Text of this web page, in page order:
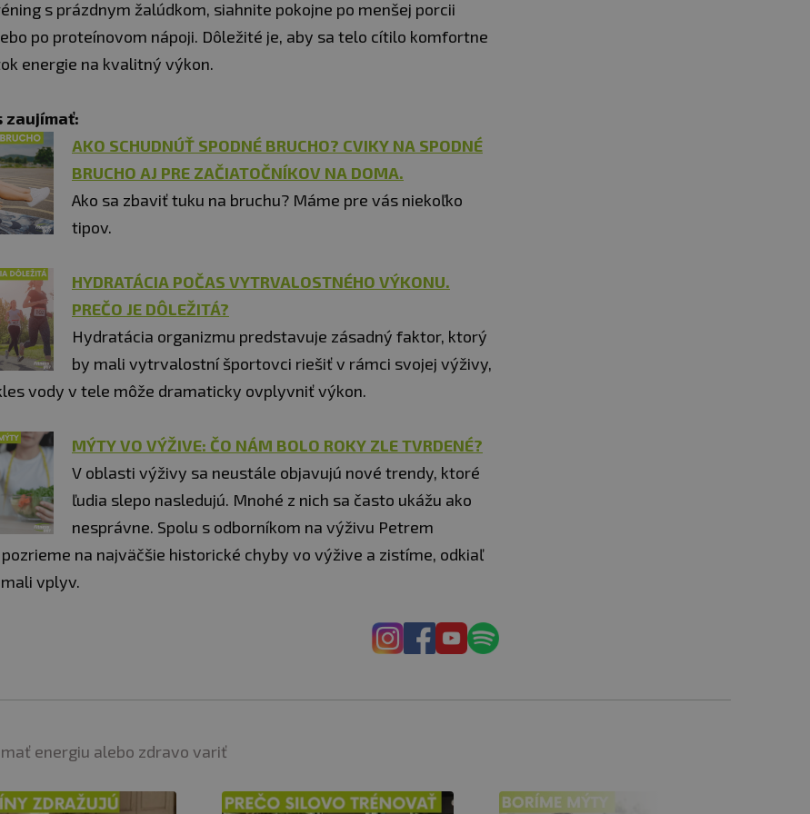
s prázdnym žalúdkom, siahnite pokojne po menšej porcii
po proteínovom nápoji. Dôležité je, aby sa telo cítilo komfortne
energie na kvalitný výkon.
zaujímať:
AKO SCHUDNÚŤ SPODNÉ BRUCHO? CVIKY NA SPODNÉ
BRUCHO AJ PRE ZAČIATOČNÍKOV NA DOMA.
Ako sa zbaviť tuku na bruchu? Máme pre vás niekoľko
tipov.
HYDRATÁCIA POČAS VYTRVALOSTNÉHO VÝKONU.
PREČO JE DÔLEŽITÁ?
Hydratácia organizmu predstavuje zásadný faktor, ktorý
by mali vytrvalostní športovci riešiť v rámci svojej výživy,
vody v tele môže dramaticky ovplyvniť výkon.
MÝTY VO VÝŽIVE: ČO NÁM BOLO ROKY ZLE TVRDENÉ?
V oblasti výživy sa neustále objavujú nové trendy, ktoré
ľudia slepo nasledujú. Mnohé z nich sa často ukážu ako
nesprávne. Spolu s odborníkom na výživu Petrem
na najväčšie historické chyby vo výžive a zistíme, odkiaľ
vplyv.
energiu alebo zdravo variť